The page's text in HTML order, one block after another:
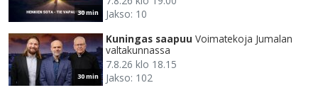
30 min
Jakso: 10
30 min
Kuningas saapuu Voimatekoja Jumalan
valtakunnassa
7.8.26 klo 18.15
Jakso: 102